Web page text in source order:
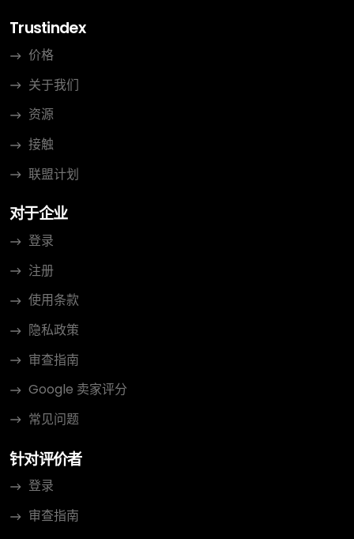
Trustindex
价格
关于我们
资源
接触
联盟计划
对于企业
登录
注册
使用条款
隐私政策
审查指南
Google 卖家评分
常见问题
针对评价者
登录
审查指南